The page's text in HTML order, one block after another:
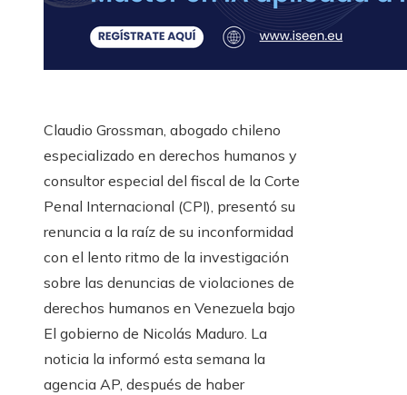
Claudio Grossman, abogado chileno
especializado en derechos humanos y
consultor especial del fiscal de la Corte
Penal Internacional (CPI), presentó su
renuncia a la raíz de su inconformidad
con el lento ritmo de la investigación
sobre las denuncias de violaciones de
derechos humanos en Venezuela bajo
El gobierno de Nicolás Maduro. La
noticia la informó esta semana la
agencia AP, después de haber